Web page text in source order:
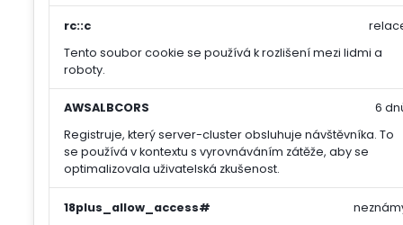
rc::c
Tento soubor cookie se používá k rozlišení mezi lidmi a
roboty.
AWSALBCORS
Registruje, který server-cluster obsluhuje návštěvníka. To
se používá v kontextu s vyrovnáváním zátěže, aby se
optimalizovala uživatelská zkušenost.
6
18plus_allow_access#